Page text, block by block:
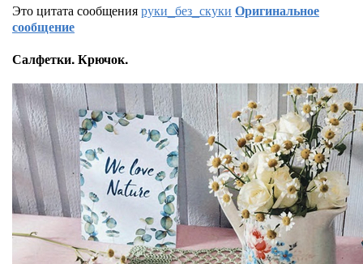
Это цитата сообщенияруки_без_скуки Оригинальное
сообщение
Салфетки. Крючок.